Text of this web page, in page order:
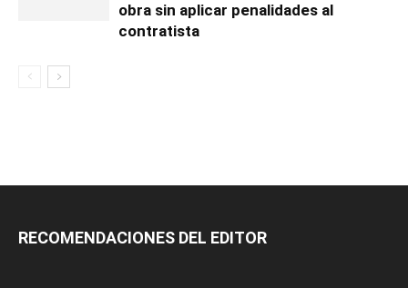
obra sin aplicar penalidades al
contratista
RECOMENDACIONES DEL EDITOR